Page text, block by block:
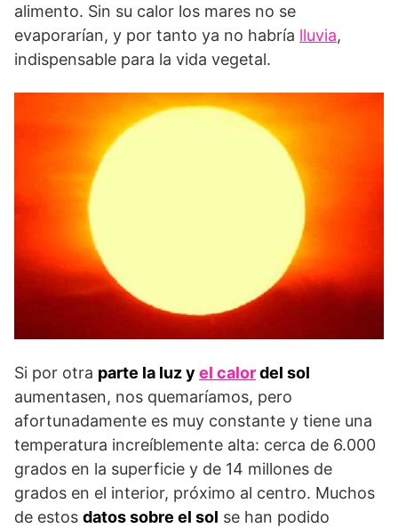
alimento. Sin su calor los mares no se
evaporarían, y por tanto ya no habría lluvia,
indispensable para la vida vegetal.
Si por otra parte la luz y el calordel sol
aumentasen, nos quemaríamos, pero
afortunadamente es muy constante y tiene una
temperatura increíblemente alta: cerca de 6.000
grados en la superficie y de 14 millones de
grados en el interior, próximo al centro. Muchos
de estos datos sobre el sol se han podido